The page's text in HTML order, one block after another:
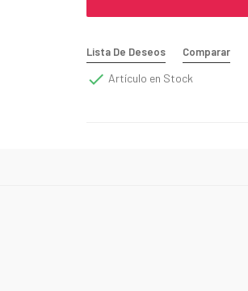
Lista De Deseos Comparar
 Artículo en Stock